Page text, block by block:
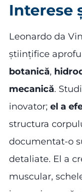
Interese
Leonardo da
științifice
botanică,
mecanică.
inovator; el a
structura
documentat-o
detaliate. El a
muscular,